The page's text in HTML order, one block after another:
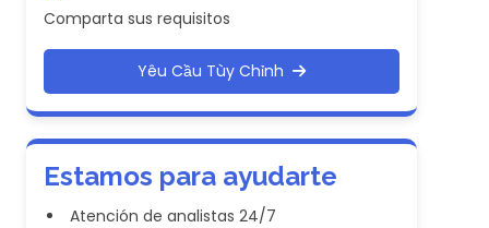
Comparta sus requisitos
Yêu Cầu Tùy Chỉnh
Estamos para ayudarte
Atención de analistas 24/7